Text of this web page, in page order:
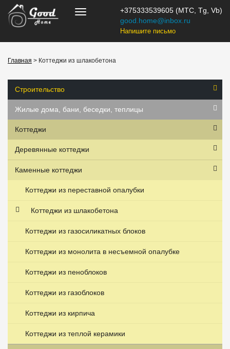
+375333539605 (МТС, Tg, Vb)
good.home@inbox.ru
Напишите письмо
Главная > Коттеджи из шлакобетона
Строительство
Жилые дома, бани, беседки, теплицы
Коттеджи
Деревянные коттеджи
Каменные коттеджи
Коттеджи из переставной опалубки
Коттеджи из шлакобетона
Коттеджи из газосиликатных блоков
Коттеджи из монолита в несъемной опалубке
Коттеджи из пеноблоков
Коттеджи из газоблоков
Коттеджи из кирпича
Коттеджи из теплой керамики